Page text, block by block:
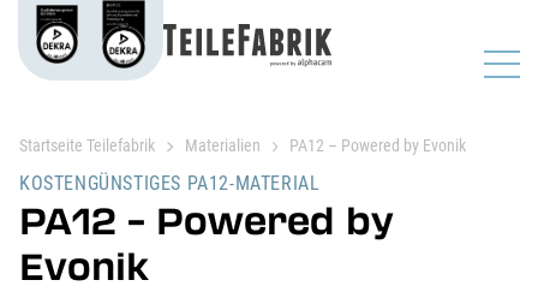
Startseite Teilefabrik Materialien PA12 – Powered by Evonik
KOSTENGÜNSTIGES PA12-MATERIAL
PA12 – Powered by
Evonik